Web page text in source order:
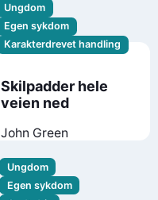
Ungdom
Egen sykdom
Karakterdrevet handling
Skilpadder hele
veien ned
John Green
Ungdom
Egen sykdom